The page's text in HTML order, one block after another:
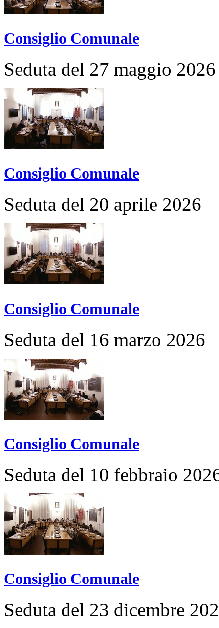
Consiglio Comunale
Seduta del 27 maggio 2026
Consiglio Comunale
Seduta del 20 aprile 2026
Consiglio Comunale
Seduta del 16 marzo 2026
Consiglio Comunale
Seduta del 10 febbraio
Consiglio Comunale
Seduta del 23 dicembre